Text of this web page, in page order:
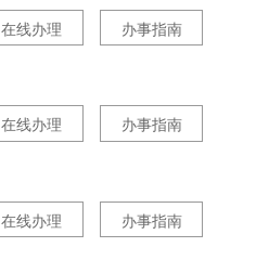
办事指南
在线办理
办事指南
在线办理
办事指南
在线办理